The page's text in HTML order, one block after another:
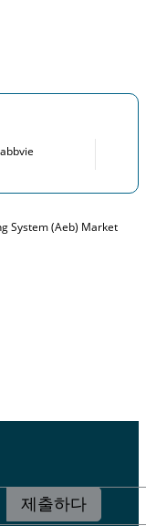
제출하다